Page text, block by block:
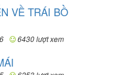
VỀ TRÁI BỒ
6430 lượt xem